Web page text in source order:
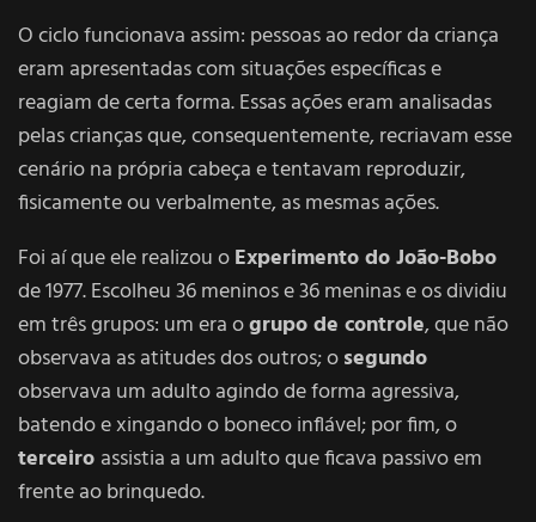
O ciclo funcionava assim: pessoas ao redor da criança
eram apresentadas com situações específicas e
reagiam de certa forma. Essas ações eram analisadas
pelas crianças que, consequentemente, recriavam esse
cenário na própria cabeça e tentavam reproduzir,
fisicamente ou verbalmente, as mesmas ações.
Foi aí que ele realizou oExperimento do João-Bobo
de 1977. Escolheu 36 meninos e 36 meninas e os dividiu
em três grupos: um era ogrupo de controle, que não
observava as atitudes dos outros; osegundo
observava um adulto agindo de forma agressiva,
batendo e xingando o boneco inflável; por fim, o
terceiro assistia a um adulto que ficava passivo em
frente ao brinquedo.